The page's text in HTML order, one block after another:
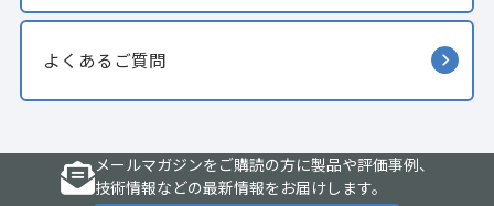
よくあるご質問
メールマガジンをご購読の方に製品や評価事例、
技術情報などの最新情報をお届けします。